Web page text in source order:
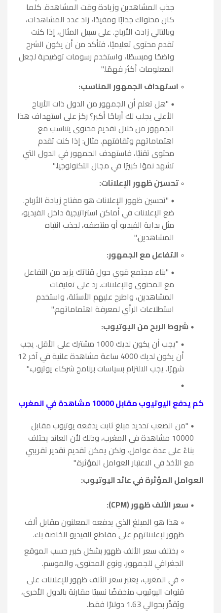
جذب المشاهدين وزيادة وقت المشاهدة. كلما
كان محتواك جذابًا ومفيدًا، زاد عدد المشاهدات،
وبالتالي زادت الأرباح. على سبيل المثال، إذا كنت
تقدم محتوى تعليميًا، فتأكد من أن يكون الشرح
واضحًا ومبسطًا، واستخدم رسومات توضيحية لجعل
المعلومات أكثر فهمًا."
استهداف الجمهور المناسب:
"هل تعلم أن الجمهور من الدول ذات الأرباح
الأعلى يجلب لك أرباحًا أكبر؟ ركز على استهداف هذا
الجمهور من خلال تقديم محتوى يتناسب مع
اهتماماتهم وثقافتهم. مثال: إذا كنت تقدم
محتوى تقنيًا، فاستهدف الجمهور في الدول التي
تشهد نموًا كبيرًا في مجال التكنولوجيا."
تحسين ظهور الإعلانات:
"تحسين ظهور الإعلانات هو مفتاح زيادة الأرباح.
ضع الإعلانات في أماكن استراتيجية داخل الفيديو،
مثل بداية الفيديو أو منتصفه، لجذب انتباه
المشاهدين."
التفاعل مع الجمهور:
"بناء مجتمع قوي حول قناتك يزيد من التفاعل
مع المحتوى والإعلانات. رد على تعليقات
المشاهدين، واطرح عليهم الأسئلة، واستخدم
استطلاعات الرأي لمعرفة اهتماماتهم."
شروط الربح من اليوتيوب:
"يجب أن يكون لديك 1000 مشترك على الأقل. يجب
أن يكون لديك 4000 ساعة مشاهدة علنية في آخر 12
شهرًا. يجب الالتزام بسياسات برنامج شركاء يوتيوب."
كم يدفع اليوتيوب مقابل 10000 مشاهدة في المغرب
"من الصعب تحديد مبلغ ثابت يدفعه يوتيوب مقابل
10000 مشاهدة في المغرب، وذلك لأن العائد يختلف
بناءً على عدة عوامل، ولكن يمكن تقديم تقدير تقريبي
مع الأخذ في الاعتبار العوامل المؤثرة."
العوامل المؤثرة في عائد اليوتيوب:
سعر الألف ظهور (CPM):
هذا هو المبلغ الذي يدفعه المعلنون مقابل ألف
ظهور لإعلاناتهم على مقاطع الفيديو الخاصة بك.
يختلف سعر الألف ظهور بشكل كبير حسب الموقع
الجغرافي للجمهور، ونوع المحتوى، والموسم.
في المغرب، يعتبر سعر الألف ظهور للإعلانات على
قنوات اليوتيوب منخفضًا نسبيًا مقارنة بالدول الأخرى،
ويُقدَّر بحوالي 1.63 دولارًا فقط.